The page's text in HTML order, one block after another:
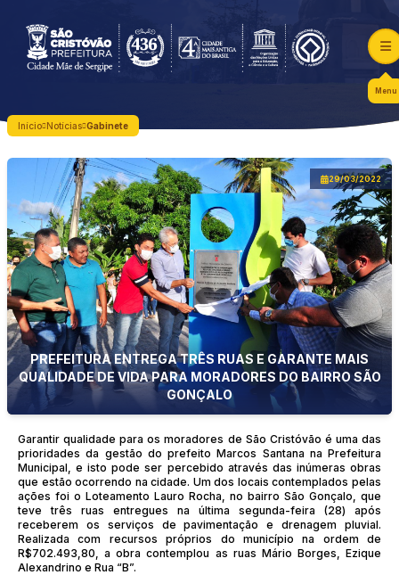
Menu
Início Notícias Gabinete
29/03/2022
PREFEITURA ENTREGA TRÊS RUAS E GARANTE MAIS
QUALIDADE DE VIDA PARA MORADORES DO BAIRRO SÃO
GONÇALO
Garantir qualidade para os moradores de São Cristóvão é uma das
prioridades da gestão do prefeito Marcos Santana na Prefeitura
Municipal, e isto pode ser percebido através das inúmeras obras
que estão ocorrendo na cidade. Um dos locais contemplados pelas
ações foi o Loteamento Lauro Rocha, no bairro São Gonçalo, que
teve três ruas entregues na última segunda-feira (28) após
receberem os serviços de pavimentação e drenagem pluvial.
Realizada com recursos próprios do município na ordem de
R$702.493,80, a obra contemplou as ruas Mário Borges, Ezique
Alexandrino e Rua “B”.